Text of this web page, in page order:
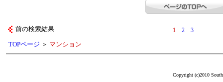
前の検索結果 1 2 3
TOPページ ＞ マンション
Copyright (c)2010